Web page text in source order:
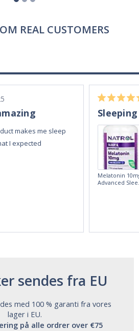
REAL CUSTOMERS
makes me sleep
I expected
Melatonin
Advanced
sendes fra EU
med 100 % garanti fra vores
lager i EU.
på alle ordrer over €75